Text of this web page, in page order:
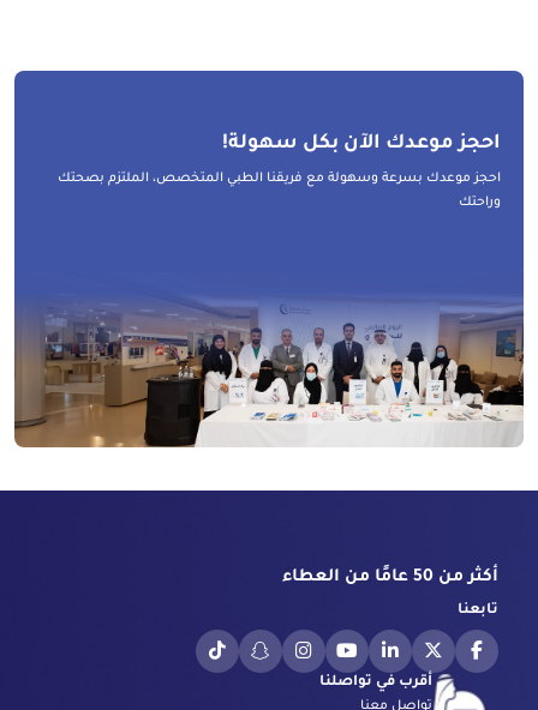
احجز موعدك الآن بكل سهولة!
احجز موعدك بسرعة وسهولة مع فريقنا الطبي المتخصص، الملتزم بصحتك
وراحتك
أكثر من 50 عامًا من العطاء
تابعنا
أقرب في تواصلنا
تواصل معنا